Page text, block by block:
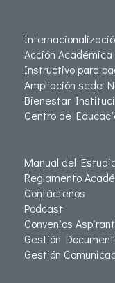
Acción Académica
Instructivo para
Ampliación sede
Bienestar
Centro de
Manual del
Reglamento
Contáctenos
Podcast
Convenios
Gestión
Gestión